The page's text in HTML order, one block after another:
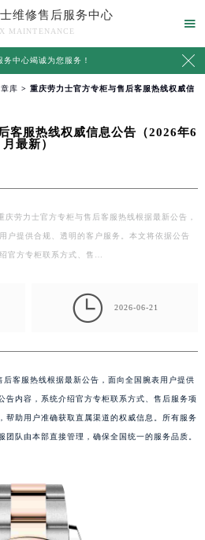
维修售后服务中心
MAINTENANCE

务中心竭诚为您服务！ 
库 > 重庆劳力士官方专柜与售后客服热线权威信
客服热线权威信息公告（2026年6
月最新）
庆劳力士官方专柜与售后客服热线根据最新公告，
户提供合规、透明的客户服务。本文将依据公告
官方专柜联系方式、售…
 2026-06-21
客服热线根据最新公告，面向全国腕表用户提供
告内容，系统介绍官方专柜联系方式、售后服务项
帮助用户准确获取直属渠道的权威信息。所有服务
队由本部直接管理，确保全国统一的服务品质。